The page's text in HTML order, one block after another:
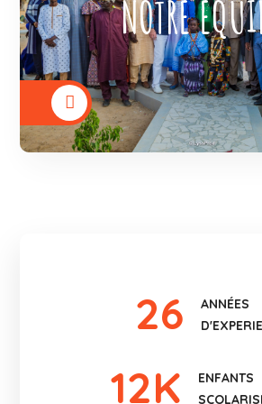
NOTREvariées.
VOIR PLUS
26
ANNÉES
12K
ENFANTS